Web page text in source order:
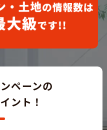
ペーンの
ント！